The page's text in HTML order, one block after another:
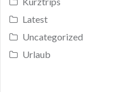
Latest
Uncategorized
Urlaub